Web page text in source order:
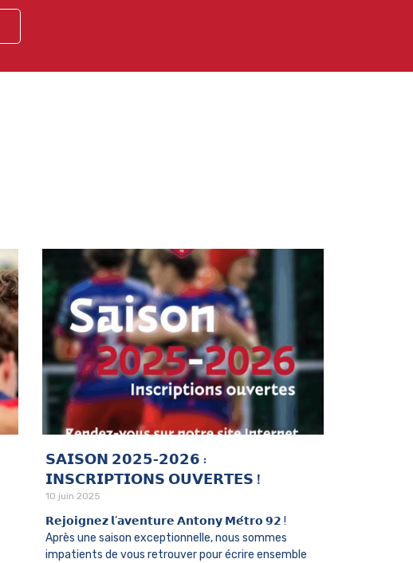
𝗦𝗔𝗜𝗦𝗢𝗡 𝟮𝟬𝟮𝟱-𝟮𝟬𝟮𝟲 :
𝗜𝗡𝗦𝗖𝗥𝗜𝗣𝗧𝗜𝗢𝗡𝗦 𝗢𝗨𝗩𝗘𝗥𝗧𝗘𝗦 !
10 juin 2025
𝗥𝗲𝗷𝗼𝗶𝗴𝗻𝗲𝘇 𝗹’𝗮𝘃𝗲𝗻𝘁𝘂𝗿𝗲 𝗔𝗻𝘁𝗼𝗻𝘆 𝗠𝗲́𝘁𝗿𝗼 𝟵𝟮 !
Après une saison exceptionnelle, nous sommes
impatients de vous retrouver pour écrire ensemble